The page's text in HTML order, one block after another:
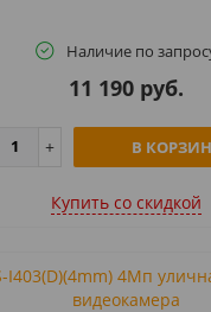
Наличие по
11 190 руб.
В
Купить cо скидкой
I403(D)(4mm) 4Мп
видеокамера